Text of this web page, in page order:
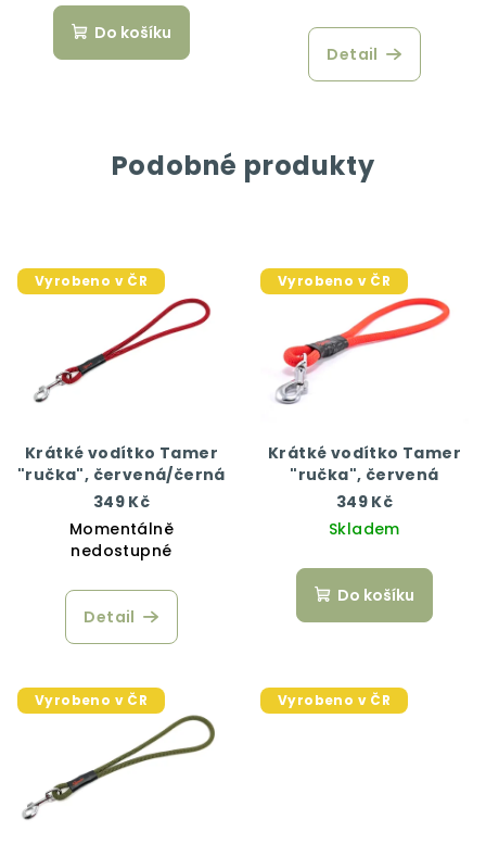
Do košíku
Detail
Podobné produkty
Vyrobeno v ČR
Krátké vodítko Tamer
"ručka", červená/černá
349 Kč
Momentálně
nedostupné
Detail
Vyrobeno v ČR
Krátké vodítko Tamer
"ručka", červená
349 Kč
Skladem
Do košíku
Vyrobeno v ČR Vyrobeno v ČR